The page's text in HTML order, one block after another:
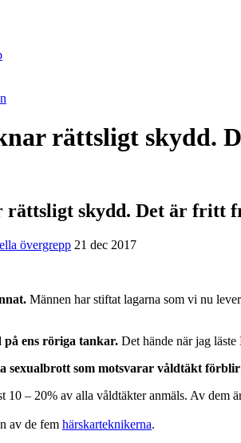
rättsligt skydd.
rättsligt skydd. Det är fritt
övergrepp 21 dec 2017
Männen har stiftat lagarna som vi nu
ens röriga tankar. Det hände när jag
sexualbrott som motsvarar våldtäkt
10 – 20% av alla våldtäkter anmäls. Av dem
av de fem härskarteknikerna.